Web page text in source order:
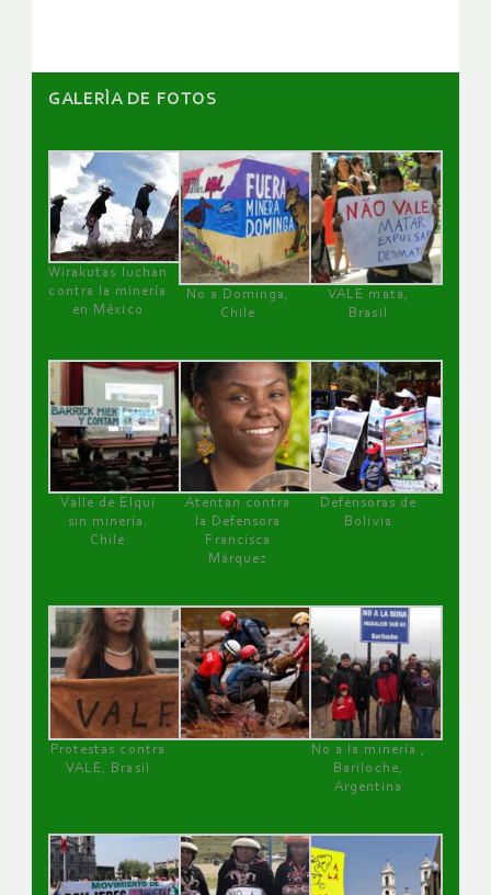
GALERÌA DE FOTOS
Wirakutas luchan
contra la minería
en México
No a Dominga,
Chile
VALE mata,
Brasil
Valle de Elqui
sin minería.
Chile
Atentan contra
la Defensora
Francisca
Márquez
Defensoras de
Bolivia
Protestas contra
VALE, Brasil
No a la minería ,
Bariloche,
Argentina